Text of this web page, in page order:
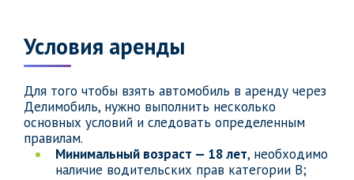
Условия аренды
Для того чтобы взять автомобиль в аренду через
Делимобиль, нужно выполнить несколько
основных условий и следовать определенным
правилам.
Минимальный возраст — 18 лет, необходимо
наличие водительских прав категории B;